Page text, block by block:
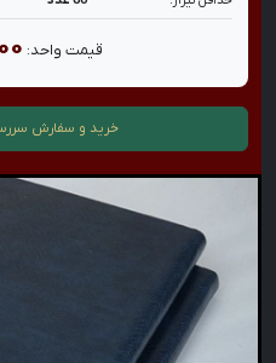
قیمت واحد:
خرید و سفارش